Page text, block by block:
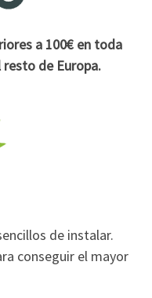
a 100€ en toda
resto de Europa.
de instalar.
conseguir el mayor